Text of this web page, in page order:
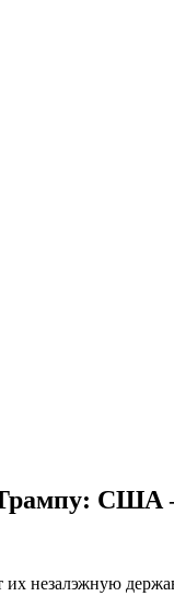
США
незалэжную